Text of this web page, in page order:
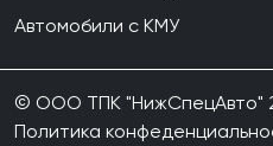
Автомобили с КМУ
© ООО ТПК "НижСпецАвто"
Политика